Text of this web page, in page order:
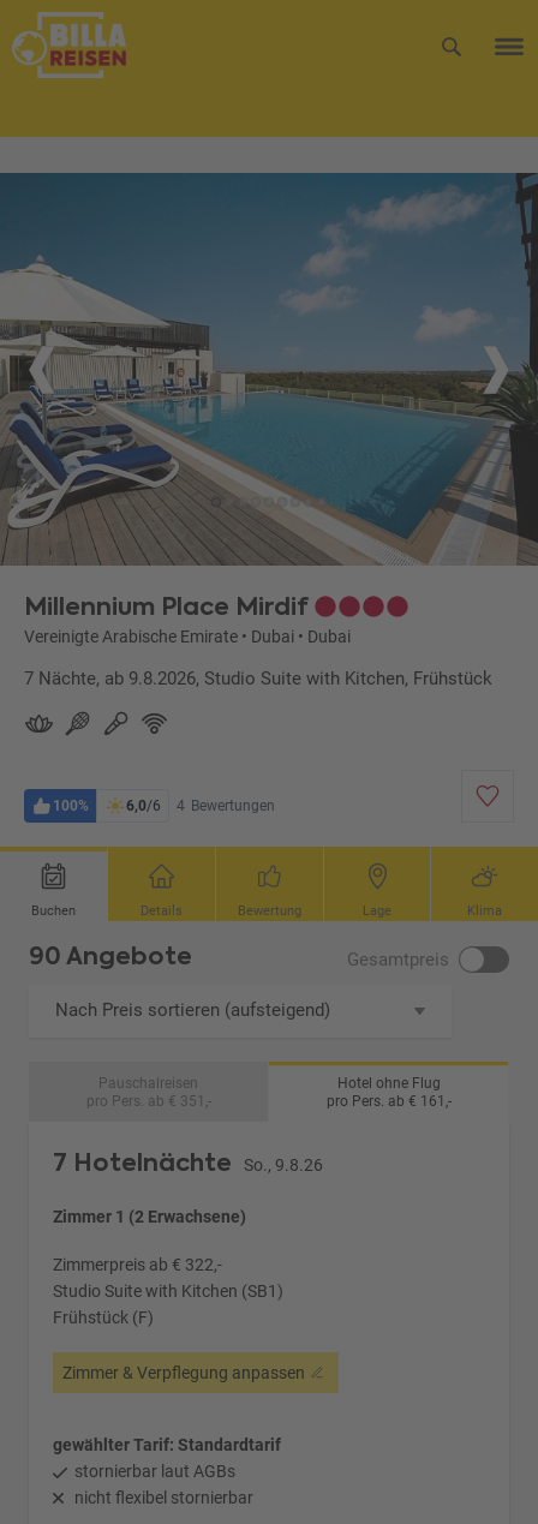
Millennium Place Mirdif
Vereinigte Arabische Emirate • Dubai • Dubai
7 Nächte, ab 9.8.2026, Studio Suite with Kitchen, Frühstück
100% 6,0/6 4 Bewertungen
Buchen Details Bewertung Lage Klima
90 Angebote Gesamtpreis
Nach Preis sortieren (aufsteigend)
Pauschalreisen
pro Pers. ab € 351,-
Hotel ohne Flug
pro Pers. ab € 161,-
7 Hotelnächte So., 9.8.26
Zimmer 1 (2 Erwachsene)
Zimmerpreis ab € 322,-
Studio Suite with Kitchen (SB1)
Frühstück (F)
Zimmer & Verpflegung anpassen
gewählter Tarif: Standardtarif
stornierbar laut AGBs
nicht flexibel stornierbar